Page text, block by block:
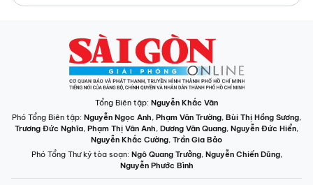
Tổng Biên tập: Nguyễn Khắc Văn
Phó Tổng Biên tập: Nguyễn Ngọc Anh, Phạm Văn Trường, Bùi Thị Hồng Sương,
Trương Đức Nghĩa, Phạm Thị Vân Anh, Dương Văn Quang, Nguyễn Đức Hiển,
Nguyễn Khắc Cường, Trần Gia Bảo
Phó Tổng Thư ký tòa soạn: Ngô Quang Trưởng, Nguyễn Chiến Dũng,
Nguyễn Phước Bình